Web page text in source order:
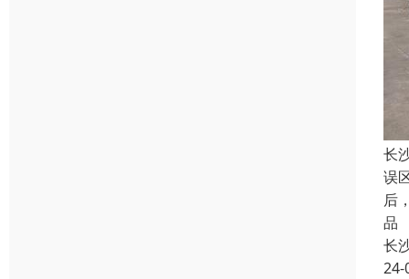
长
误
后
品
长
24-